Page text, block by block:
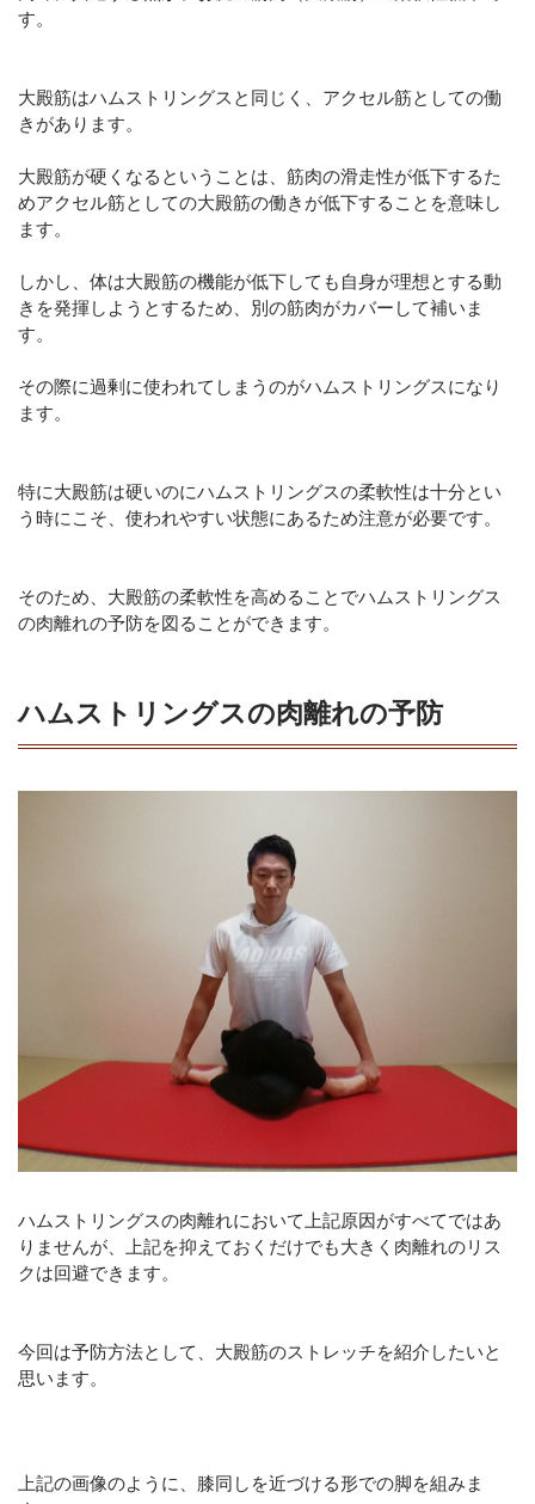
す。
大殿筋はハムストリングスと同じく、アクセル筋としての働
きがあります。
大殿筋が硬くなるということは、筋肉の滑走性が低下するた
めアクセル筋としての大殿筋の働きが低下することを意味し
ます。
しかし、体は大殿筋の機能が低下しても自身が理想とする動
きを発揮しようとするため、別の筋肉がカバーして補いま
す。
その際に過剰に使われてしまうのがハムストリングスになり
ます。
特に大殿筋は硬いのにハムストリングスの柔軟性は十分とい
う時にこそ、使われやすい状態にあるため注意が必要です。
そのため、大殿筋の柔軟性を高めることでハムストリングス
の肉離れの予防を図ることができます。
ハムストリングスの肉離れの予防
ハムストリングスの肉離れにおいて上記原因がすべてではあ
りませんが、上記を抑えておくだけでも大きく肉離れのリス
クは回避できます。
今回は予防方法として、大殿筋のストレッチを紹介したいと
思います。
上記の画像のように、膝同しを近づける形での脚を組みま